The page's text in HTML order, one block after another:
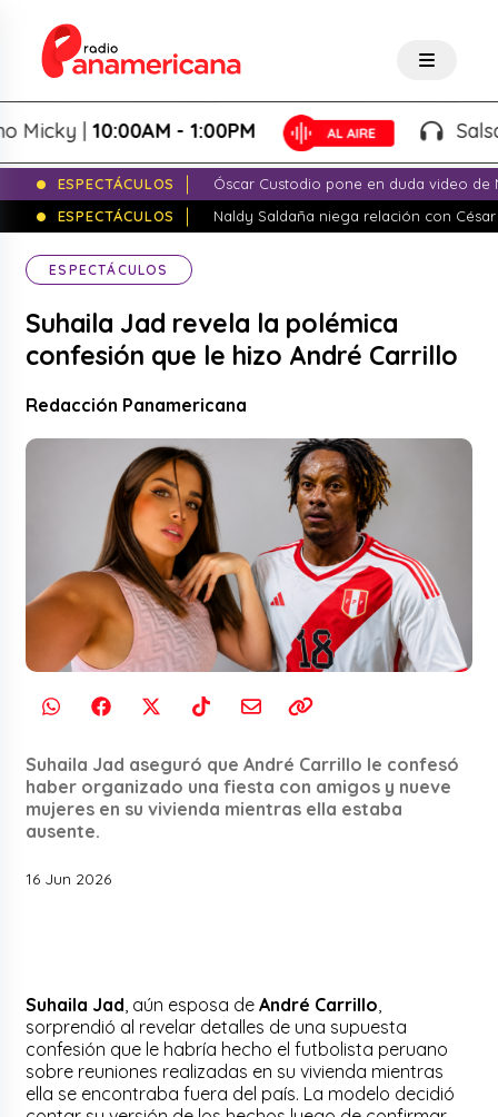
|10:00AM - 1:00PM Salsa de
ESPECTÁCULOS
Óscar Custodio pone en duda video de
ESPECTÁCULOS
Naldy Saldaña niega relación con
ESPECTÁCULOS
Suhaila Jad revela la polémica
confesión que le hizo André Carrillo
Redacción Panamericana
Suhaila Jad aseguró que André Carrillo le confesó
haber organizado una fiesta con amigos y nueve
mujeres en su vivienda mientras ella estaba
ausente.
16 Jun 2026
Suhaila Jad, aún esposa deAndré Carrillo,
sorprendió al revelar detalles de una supuesta
confesión que le habría hecho el futbolista peruano
sobre reuniones realizadas en su vivienda mientras
ella se encontraba fuera del país. La modelo decidió